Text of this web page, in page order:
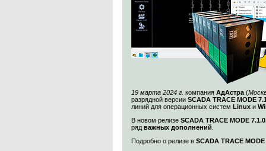
19 марта 2024 г. компания АдАстра (
разрядной версии SCADA TRACE MODE
линий для операционных систем Linux и
В новом релизе SCADA TRACE MODE
ряд важных дополнений
Подробно о релизе в SCADA TRACE MODE